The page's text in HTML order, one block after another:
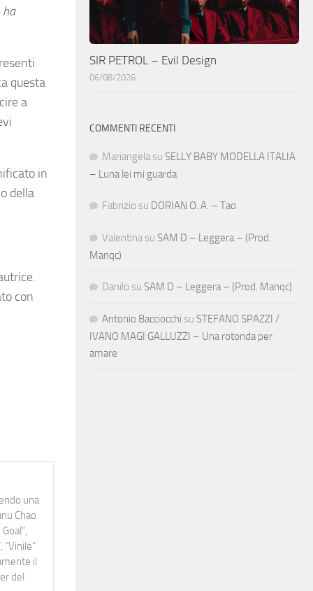
ha
questa
a
in
della
con
una
Chao
"Vinile"
il
del
SIR PETROL – Evil Design
06/08/2026
COMMENTI RECENTI
Mariangela su SELLY BABY MODELLA ITALIA
– Luna lei mi guarda
Fabrizio su DORIAN O. A. – Tao
Valentina su SAM D – Leggera – (Prod.
Manqc)
Danilo su SAM D – Leggera – (Prod. Manqc)
Antonio Bacciocchi su STEFANO SPAZZI /
IVANO MAGI GALLUZZI – Una rotonda per
amare